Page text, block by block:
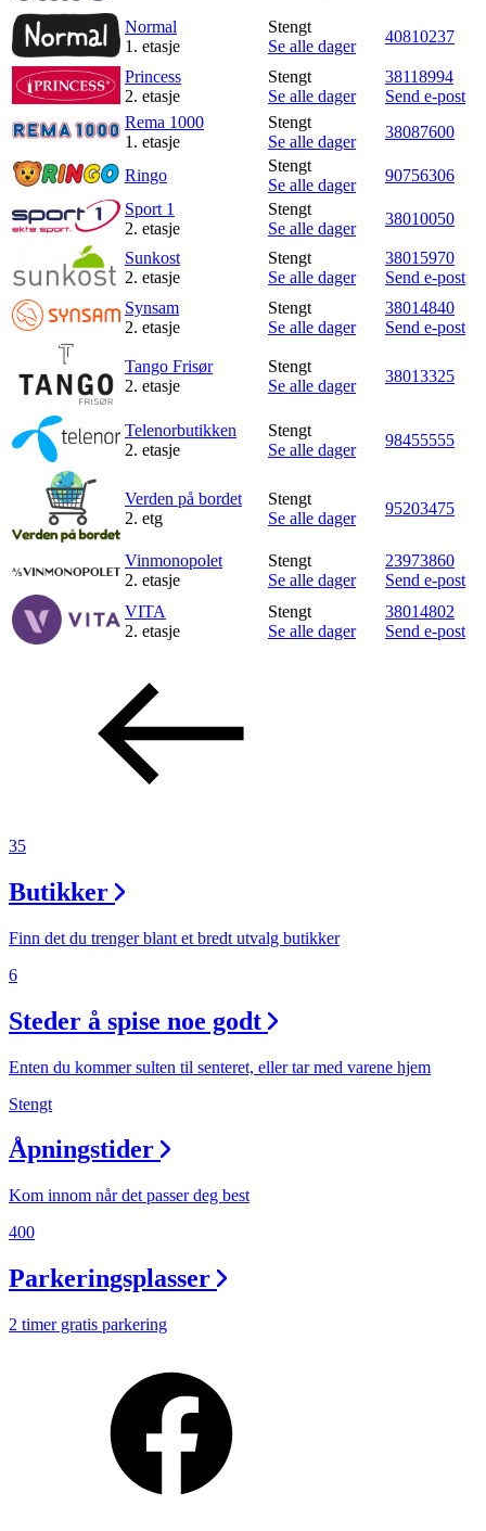
Normal
1. etasje
Stengt
Se alle dager
40810237
Princess
2. etasje
Stengt
Se alle dager
38118994
Send e-post
Rema 1000
1. etasje
Stengt
Se alle dager
38087600
Ringo
Stengt
Se alle dager
90756306
Sport 1
2. etasje
Stengt
Se alle dager
38010050
Sunkost
2. etasje
Stengt
Se alle dager
38015970
Send e-post
Synsam
2. etasje
Stengt
Se alle dager
38014840
Send e-post
Tango Frisør
2. etasje
Stengt
Se alle dager
38013325
Telenorbutikken
2. etasje
Stengt
Se alle dager
98455555
Verden på bordet
2. etg
Stengt
Se alle dager
95203475
Vinmonopolet
2. etasje
Stengt
Se alle dager
23973860
Send e-post
VITA
2. etasje
Stengt
Se alle dager
38014802
Send e-post
35
Butikker
Finn det du trenger blant et bredt utvalg butikker
6
Steder å spise noe godt
Enten du kommer sulten til senteret, eller tar med varene hjem
Stengt
Åpningstider
Kom innom når det passer deg best
400
Parkeringsplasser
2 timer gratis parkering